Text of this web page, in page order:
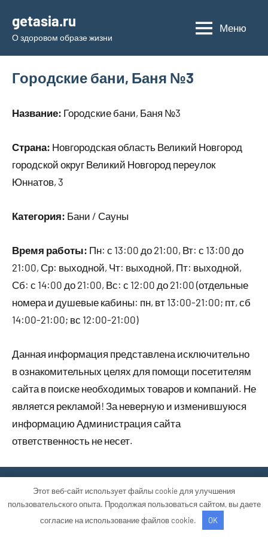
содержимому
getasia.ru
О здоровом образе жизни
Меню
Городские бани, Баня №3
Название: Городские бани, Баня №3
Страна: Новгородская область Великий Новгород
городской округ Великий Новгород переулок
Юннатов, 3
Категория: Бани / Сауны
Время работы: Пн: с 13:00 до 21:00, Вт: с 13:00 до
21:00, Ср: выходной, Чт: выходной, Пт: выходной,
Сб: с 14:00 до 21:00, Вс: с 12:00 до 21:00 (отдельные
номера и душевые кабины: пн, вт 13:00-21:00; пт, сб
14:00-21:00; вс 12:00-21:00)
Данная информация представлена исключительно
в ознакомительных целях для помощи посетителям
сайта в поиске необходимых товаров и компаний. Не
является рекламой! За неверную и изменившуюся
информацию Администрация сайта
ответственность не несет.
Тема WordPress: Occasio от ThemeZee.
Этот веб-сайт использует файлы cookie для улучшения
пользовательского опыта. Продолжая пользоваться сайтом, вы даете
согласие на использование файлов cookie.
OK